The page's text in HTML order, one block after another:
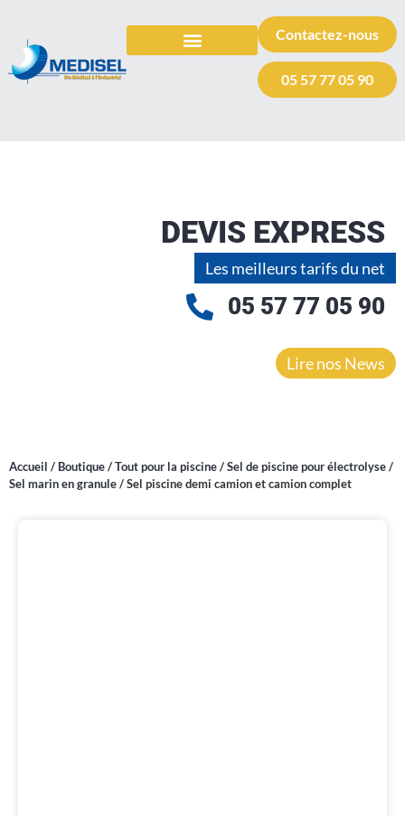
Contactez-nous
05 57 77 05 90
DEVIS EXPRESS
Les meilleurs tarifs du net
05 57 77 05 90
Lire nos News
Accueil / Boutique/Tout pour la piscine/Sel de piscine pour électrolyse/
Sel marin en granule/Sel piscine demi camion et camion complet